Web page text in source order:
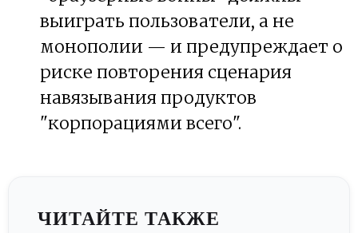
выиграть пользователи, а не
монополии — и предупреждает о
риске повторения сценария
навязывания продуктов
"корпорациями всего".
ЧИТАЙТЕ ТАКЖЕ